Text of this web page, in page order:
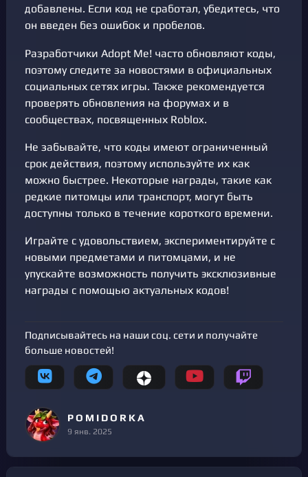
добавлены. Если код не сработал, убедитесь, что
он введен без ошибок и пробелов.
Разработчики Adopt Me! часто обновляют коды,
поэтому следите за новостями в официальных
социальных сетях игры. Также рекомендуется
проверять обновления на форумах и в
сообществах, посвященных Roblox.
Не забывайте, что коды имеют ограниченный
срок действия, поэтому используйте их как
можно быстрее. Некоторые награды, такие как
редкие питомцы или транспорт, могут быть
доступны только в течение короткого времени.
Играйте с удовольствием, экспериментируйте с
новыми предметами и питомцами, и не
упускайте возможность получить эксклюзивные
награды с помощью актуальных кодов!
Подписывайтесь на наши соц. сети и получайте
больше новостей!
P O M I D O R K A
9 янв. 2025